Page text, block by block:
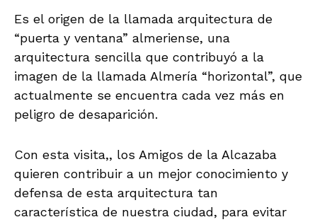
Es el origen de la llamada arquitectura de
“puerta y ventana” almeriense, una
arquitectura sencilla que contribuyó a la
imagen de la llamada Almería “horizontal”, que
actualmente se encuentra cada vez más en
peligro de desaparición.
Con esta visita,, los Amigos de la Alcazaba
quieren contribuir a un mejor conocimiento y
defensa de esta arquitectura tan
característica de nuestra ciudad, para evitar